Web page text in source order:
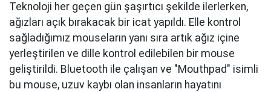
Teknoloji her geçen gün şaşırtıcı şekilde ilerlerken,
ağızları açık bırakacak bir icat yapıldı. Elle kontrol
sağladığımız mouseların yanı sıra artık ağız içine
yerleştirilen ve dille kontrol edilebilen bir mouse
geliştirildi. Bluetooth ile çalışan ve "Mouthpad" isimli
bu mouse, uzuv kaybı olan insanların hayatını